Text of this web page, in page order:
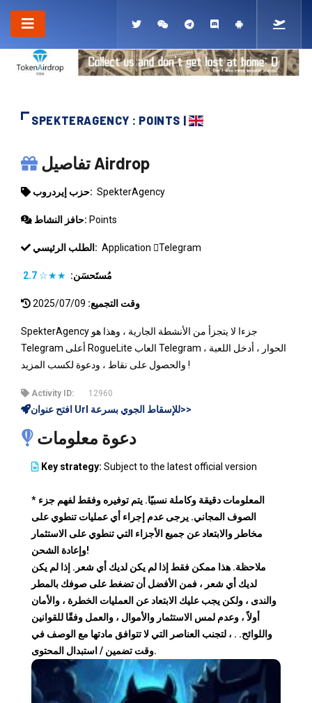
SPEKTERAGENCY : POINTS |
SPEKTERAGENCY
تفاصيل Airdrop
حزب إيردروب: SpekterAgency
حافز النشاط: Points
الطلب الرئيسي: Application Telegram
مُستَحسَن: ★★☆
2.7
وقت التجميع: 2025/07/09
SpekterAgency جزءا لا يتجزأ من الأنشطة الجارية ، وهذا هو
Telegram أعلى RogueLite العاب Telegram الحوار ، أدخل اللعبة ،
والحصول على نقاط ، ودعوة لكسب المزيد !
Activity ID: 12960
افتح عنوان Url للإسقاط الجوي بسرعة>>
دعوة معلومات
Key strategy: Subject to the latest official version
* المعلومات دقيقة وكاملة نسبيًا. يتم توفيره وفقط لفهم جزء
الصوف المجاني. يرجى عدم إجراء أي عمليات تنطوي على
مخاطر والابتعاد عن جميع الأجزاء التي تنطوي على الاستثمار
وإعادة الشحن!
ملاحظة. هذا ممكن فقط إذا لم يكن لديك أي شعر. إذا لم يكن
لديك أي شعر ، فمن الأفضل أن تضغط على صوفك بالمطر
والندى ، ولكن يجب عليك الابتعاد عن العمليات الخطرة ، والأمان
أولاً ، وعدم لمس الاستثمار والأموال ، والعمل وفقًا للقوانين
واللوائح. . ، لتجنب العناصر التي لا تتوافق مادتها مع الوصف في
وقت تضمين / استبدال المحتوى.